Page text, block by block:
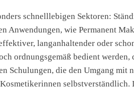
schnelllebigen Sektoren:
Anwendungen, wie Permanent
langanhaltender oder
ordnungsgemäß bedient
Schulungen, die den Umgang mit